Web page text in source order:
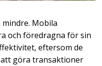
Mobila
och föredragna för sin
eftersom de
göra transaktioner